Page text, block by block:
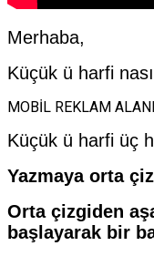
Merhaba,
Küçük ü harfi
MOBİL REKLAM ALANI
Küçük ü harfi üç
Yazmaya orta
Orta çizgiden
başlayarak bir